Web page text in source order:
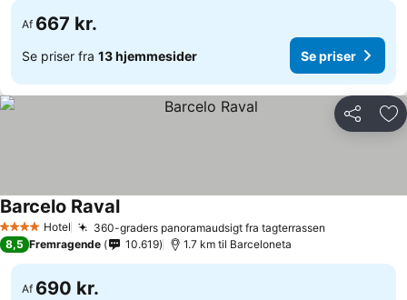
Af 667 kr.
Se priser fra 13 hjemmesider Se priser
Del
4 StjernerHotel 360-graders panoramaudsigt fra tagterrassen
Barcelo Raval
8,5 Fremragende 10.619 1.7 km til Barceloneta
Af 690 kr.